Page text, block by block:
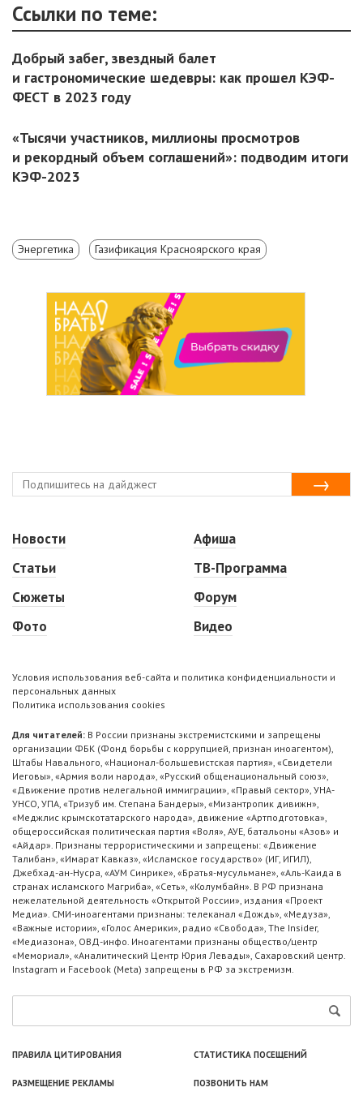
Ссылки по теме:
Добрый забег, звездный балет
и гастрономические шедевры: как прошел КЭФ-
ФЕСТ в 2023 году
«Тысячи участников, миллионы просмотров
и рекордный объем соглашений»: подводим итоги
КЭФ-2023
Энергетика Газификация Красноярского края
Новости
Статьи
Сюжеты
Фото
Афиша
ТВ-Программа
Форум
Видео
Условия использования веб-сайта и политика конфиденциальности и
персональных данных
Политика использования cookies
Для читателей: В России признаны экстремистскими и запрещены
организации ФБК (Фонд борьбы с коррупцией, признан иноагентом),
Штабы Навального, «Национал-большевистская партия», «Свидетели
Иеговы», «Армия воли народа», «Русский общенациональный союз»,
«Движение против нелегальной иммиграции», «Правый сектор», УНА-
УНСО, УПА, «Тризуб им. Степана Бандеры», «Мизантропик дивижн»,
«Меджлис крымскотатарского народа», движение «Артподготовка»,
общероссийская политическая партия «Воля», АУЕ, батальоны «Азов» и
«Айдар». Признаны террористическими и запрещены: «Движение
Талибан», «Имарат Кавказ», «Исламское государство» (ИГ, ИГИЛ),
Джебхад-ан-Нусра, «АУМ Синрике», «Братья-мусульмане», «Аль-Каида в
странах исламского Магриба», «Сеть», «Колумбайн». В РФ признана
нежелательной деятельность «Открытой России», издания «Проект
Медиа». СМИ-иноагентами признаны: телеканал «Дождь», «Медуза»,
«Важные истории», «Голос Америки», радио «Свобода», The Insider,
«Медиазона», ОВД-инфо. Иноагентами признаны общество/центр
«Мемориал», «Аналитический Центр Юрия Левады», Сахаровский центр.
Instagram и Facebook (Metа) запрещены в РФ за экстремизм.
ПРАВИЛА ЦИТИРОВАНИЯ СТАТИСТИКА ПОСЕЩЕНИЙ
РАЗМЕЩЕНИЕ РЕКЛАМЫ ПОЗВОНИТЬ НАМ